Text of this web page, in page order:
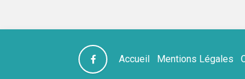
Accueil Mentions Légales